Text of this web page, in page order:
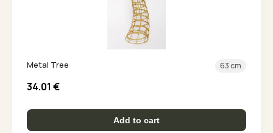
Metal Tree 63 cm
34.01 €
Add to cart